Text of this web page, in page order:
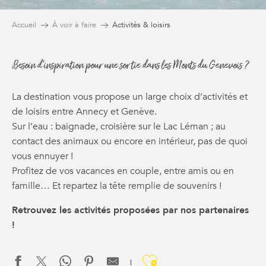
Accueil À voir à faire Activités & loisirs
Besoin d'inspiration pour une sortie dans les Monts du Genevois ?
La destination vous propose un large choix d’activités et
de loisirs entre Annecy et Genève.
Sur l’eau : baignade, croisière sur le Lac Léman ; au
contact des animaux ou encore en intérieur, pas de quoi
vous ennuyer !
Profitez de vos vacances en couple, entre amis ou en
famille… Et repartez la tête remplie de souvenirs !
Retrouvez les activités proposées par nos partenaires
!